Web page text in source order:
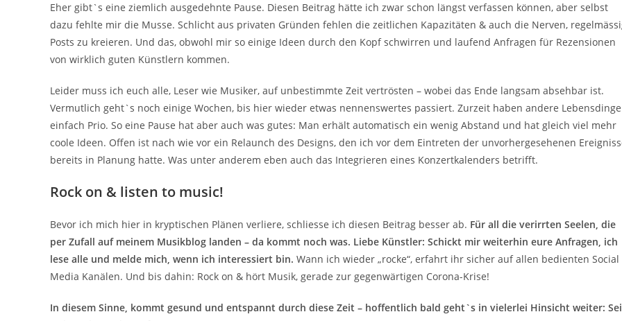
Eher gibt`s eine ziemlich ausgedehnte Pause. Diesen Beitrag hätte ich zwar schon längst verfassen können, aber selbst
dazu fehlte mir die Musse. Schlicht aus privaten Gründen fehlen die zeitlichen Kapazitäten & auch die Nerven,
Posts zu kreieren. Und das, obwohl mir so einige Ideen durch den Kopf schwirren und laufend Anfragen für Rezensionen
von wirklich guten Künstlern kommen.
Leider muss ich euch alle, Leser wie Musiker, auf unbestimmte Zeit vertrösten – wobei das Ende langsam absehbar ist.
Vermutlich geht`s noch einige Wochen, bis hier wieder etwas nennenswertes passiert. Zurzeit haben andere Lebensdinge
einfach Prio. So eine Pause hat aber auch was gutes: Man erhält automatisch ein wenig Abstand und hat gleich viel mehr
coole Ideen. Offen ist nach wie vor ein Relaunch des Designs, den ich vor dem Eintreten der unvorhergesehenen
bereits in Planung hatte. Was unter anderem eben auch das Integrieren eines Konzertkalenders betrifft.
Rock on & listen to music!
Bevor ich mich hier in kryptischen Plänen verliere, schliesse ich diesen Beitrag besser ab. Für all die verirrten Seelen, die
per Zufall auf meinem Musikblog landen – da kommt noch was. Liebe Künstler: Schickt mir weiterhin eure Anfragen, ich
lese alle und melde mich, wenn ich interessiert bin. Wann ich wieder „rocke“, erfahrt ihr sicher auf allen bedienten Social
Media Kanälen. Und bis dahin: Rock on & hört Musik, gerade zur gegenwärtigen Corona-Krise!
In diesem Sinne, kommt gesund und entspannt durch diese Zeit – hoffentlich bald geht`s in vielerlei Hinsicht weiter: Sei